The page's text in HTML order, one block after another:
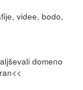
videe, bodo,
domeno